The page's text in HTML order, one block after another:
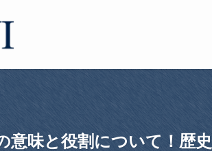
意味と役割について！歴